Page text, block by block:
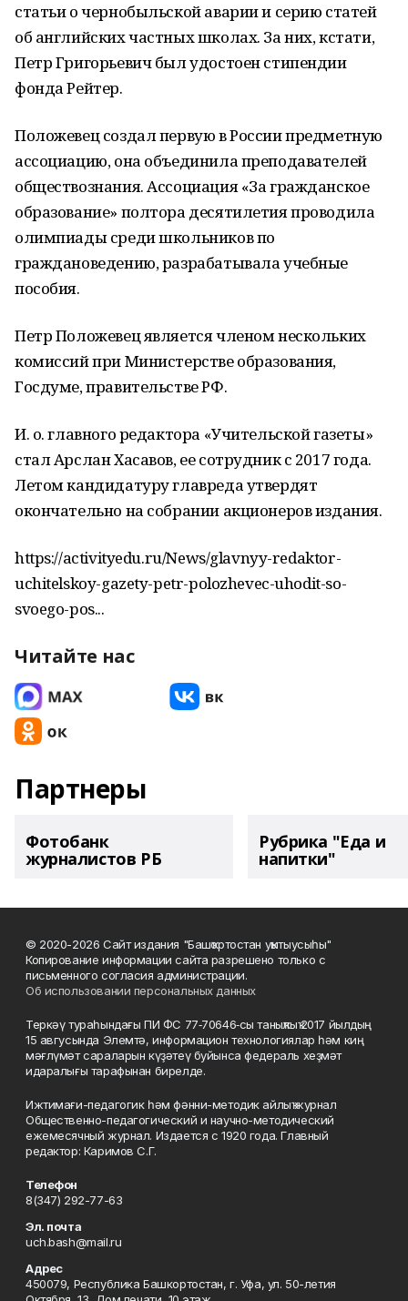
статьи о чернобыльской аварии и серию статей
об английских частных школах. За них, кстати,
Петр Григорьевич был удостоен стипендии
фонда Рейтер.
Положевец создал первую в России предметную
ассоциацию, она объединила преподавателей
обществознания. Ассоциация «За гражданское
образование» полтора десятилетия проводила
олимпиады среди школьников по
граждановедению, разрабатывала учебные
пособия.
Петр Положевец является членом нескольких
комиссий при Министерстве образования,
Госдуме, правительстве РФ.
И. о. главного редактора «Учительской газеты»
стал Арслан Хасавов, ее сотрудник с 2017 года.
Летом кандидатуру главреда утвердят
окончательно на собрании акционеров издания.
https://activityedu.ru/News/glavnyy-redaktor-
uchitelskoy-gazety-petr-polozhevec-uhodit-so-
svoego-pos...
Читайте нас
Партнеры
Фотобанк
журналистов РБ
Рубрика "Еда и
напитки"
© 2020-2026 Сайт издания "Башҡортостан уҡытыусыһы"
Копирование информации сайта разрешено только с
письменного согласия администрации.
Об использовании персональных данных
Теркәү тураһындағы ПИ ФС 77‑70646‑сы таныҡлыҡ 2017 йылдың
15 авгусында Элемтә, информацион технологиялар һәм киң
мәғлүмәт сараларын күҙәтеү буйынса федераль хеҙмәт
идаралығы тарафынан бирелде.
Ижтимағи-педагогик һәм фәнни-методик айлыҡ журнал
Общественно-педагогический и научно-методический
ежемесячный журнал. Издается с 1920 года. Главный
редактор: Каримов С.Г.
Телефон
8(347) 292-77-63
Эл. почта
uch.bash@mail.ru
Адрес
450079, Республика Башкортостан, г. Уфа, ул. 50-летия